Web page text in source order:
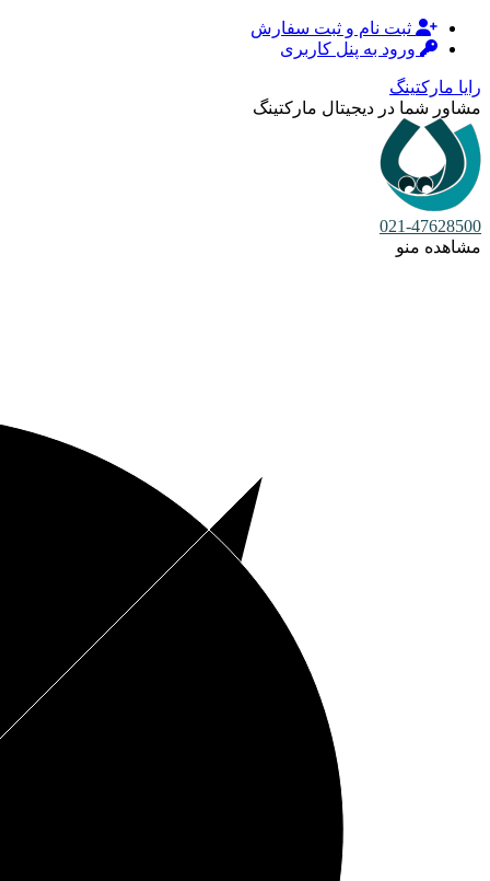
ثبت نام و ثبت سفارش
ورود به پنل کاربری
رایا مارکتینگ
مشاور شما در دیجیتال مارکتینگ
021-47628500
مشاهده منو